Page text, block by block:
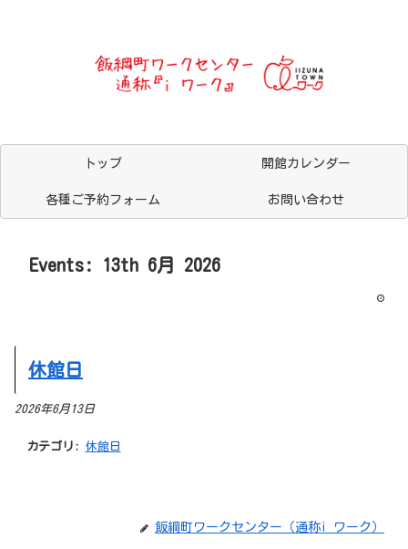
トップ 開館カレンダー
各種ご予約フォーム お問い合わせ
Events: 13th 6月 2026
休館日
2026年6月13日
カテゴリ: 休館日
飯綱町ワークセンター（通称i ワーク）